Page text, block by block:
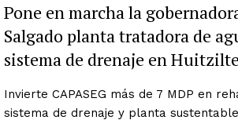
Pone en marcha la
Salgado planta tratadora de
sistema de drenaje en
Invierte CAPASEG más de 7 MDP en
sistema de drenaje y planta